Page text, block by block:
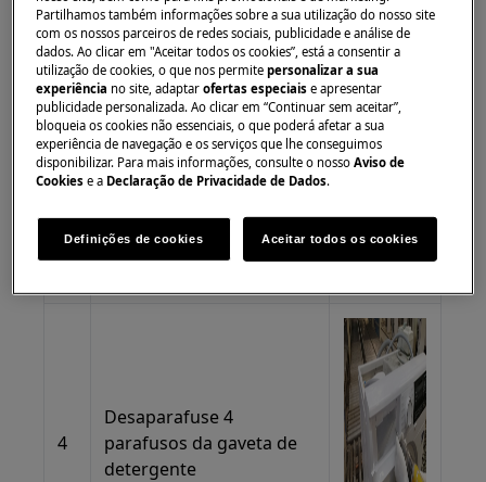
3 Coloque o fole na caixa
4
Desaparafuse 4
parafusos da gaveta de
detergente
Partilhamos também informações sobre a sua utilização do nosso site
com os nossos parceiros de redes sociais, publicidade e análise de
dados. Ao clicar em "Aceitar todos os cookies”, está a consentir a
utilização de cookies, o que nos permitepersonalizar a sua
experiência no site, adaptarofertas especiaise apresentar
publicidade personalizada. Ao clicar em “Continuar sem aceitar”,
bloqueia os cookies não essenciais, o que poderá afetar a sua
experiência de navegação e os serviços que lhe conseguimos
disponibilizar. Para mais informações, consulte o nossoAviso de
Cookies e a Declaração de Privacidade de Dados.
Definições de cookies Aceitar todos os cookies